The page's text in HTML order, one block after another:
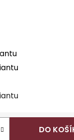
DO